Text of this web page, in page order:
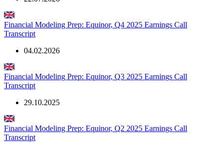
Financial Modeling Prep: Equinor, Q4 2025 Earnings Call
Transcript
04.02.2026
Financial Modeling Prep: Equinor, Q3 2025 Earnings Call
Transcript
29.10.2025
Financial Modeling Prep: Equinor, Q2 2025 Earnings Call
Transcript